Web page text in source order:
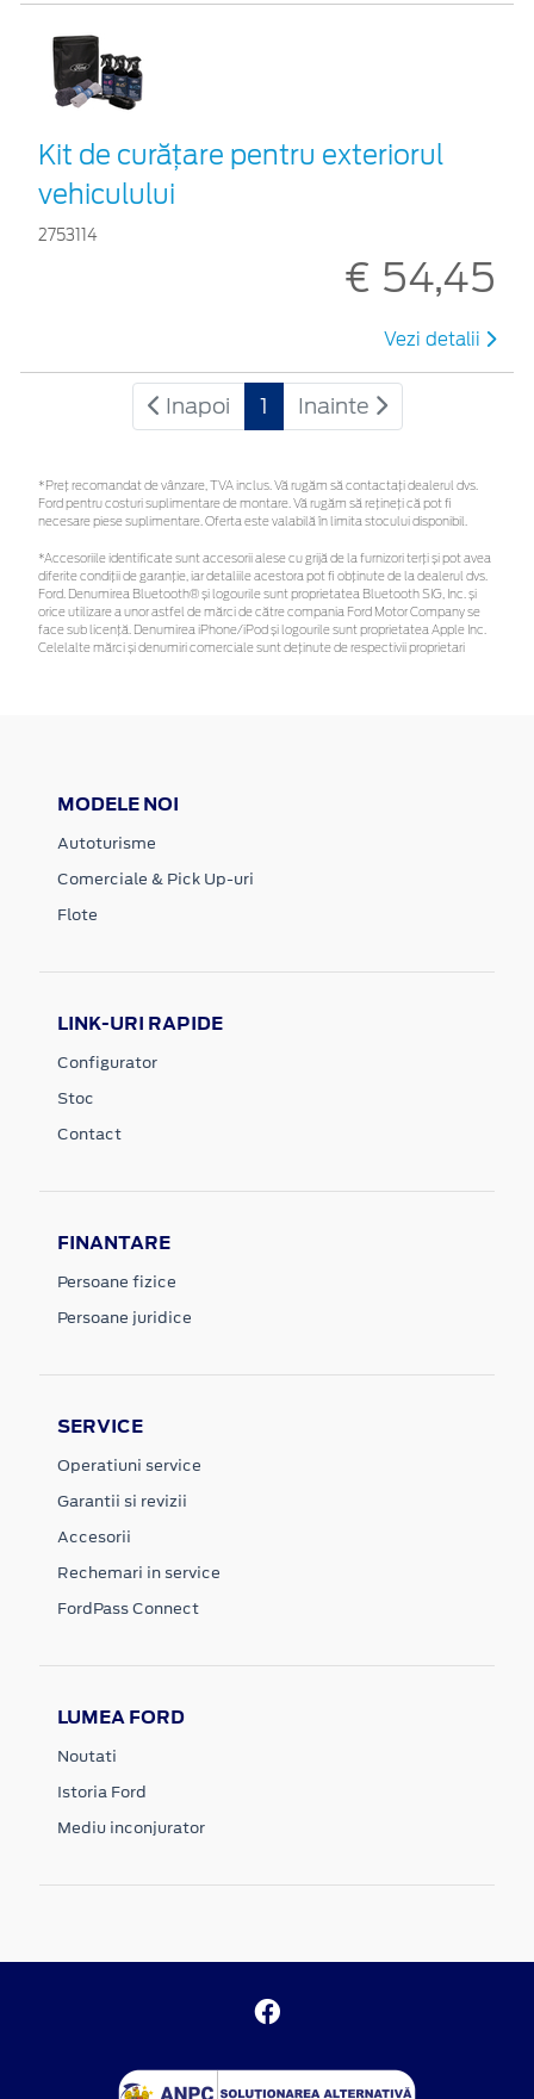
Kit de curățare pentru exteriorul
vehiculului
2753114
€ 54,45
Vezi detalii
Inapoi 1 Inainte
*Preţ recomandat de vânzare, TVA inclus. Vă rugăm să contactaţi dealerul dvs.
Ford pentru costuri suplimentare de montare. Vă rugăm să rețineți că pot fi
necesare piese suplimentare. Oferta este valabilă în limita stocului disponibil.
*Accesoriile identificate sunt accesorii alese cu grijă de la furnizori terți și pot avea
diferite condiții de garanție, iar detaliile acestora pot fi obținute de la dealerul dvs.
Ford. Denumirea Bluetooth® și logourile sunt proprietatea Bluetooth SIG, Inc. și
orice utilizare a unor astfel de mărci de către compania Ford Motor Company se
face sub licență. Denumirea iPhone/iPod și logourile sunt proprietatea Apple Inc.
Celelalte mărci și denumiri comerciale sunt deținute de respectivii proprietari
MODELE NOI
Autoturisme
Comerciale & Pick Up-uri
Flote
LINK-URI RAPIDE
Configurator
Stoc
Contact
FINANTARE
Persoane fizice
Persoane juridice
SERVICE
Operatiuni service
Garantii si revizii
Accesorii
Rechemari in service
FordPass Connect
LUMEA FORD
Noutati
Istoria Ford
Mediu inconjurator